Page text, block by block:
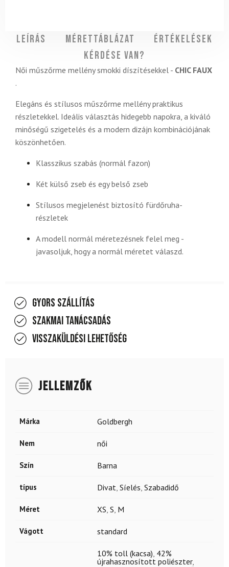
Leírás Mérettáblázat
Értékelések
Kérdése van?
Női műszőrme mellény smokki díszítésekkel - CHIC FAUX
.
Elegáns és stílusos műszőrme mellény praktikus
részletekkel. Ideális választás hidegebb napokra, a kiváló
minőségű szigetelés és a modern dizájn kombinációjának
köszönhetően.
Klasszikus szabás (normál fazon)
Két külső zseb és egy belső zseb
Stílusos megjelenést biztosító fürdőruha-
részletek
A modell normál méretezésnek felel meg -
javasoljuk, hogy a normál méretet válaszd.
Gyors szállítás
Szakmai tanácsadás
Visszaküldési lehetőség
JELLEMZŐK
Márka Goldbergh
Nem női
Szín Barna
típus Divat, Síelés, Szabadidő
Méret XS, S, M
Vágott standard
10% toll (kacsa), 42%
újrahasznosított poliészter,